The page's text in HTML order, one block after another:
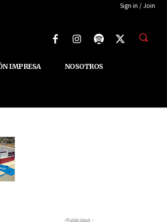
Sign in / Join
IMPRESA NOSOTROS
-Publicidad -